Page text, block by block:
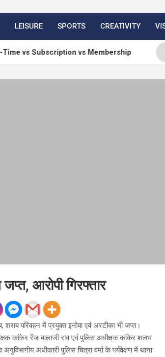
LEISURE SPORTS CREATIVITY
vs Membership
आरोपी गिरफ्तार
परिवहन में प्रयुक्त इनोवा एवं अरटीका भी जप्त।
कांकेर रेंज बालाजी राव एवं पुलिस अधीक्षक कांकेर शलभ
अधीकारी पुलिस चित्रा वर्मा के पर्यवेक्षण में थाना